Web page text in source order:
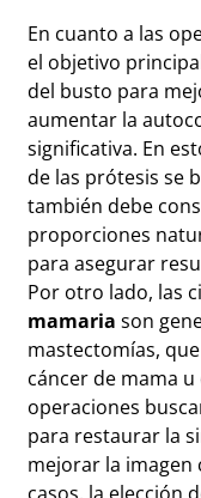
En cuanto a las
el objetivo
del busto para
aumentar la
significativa. En
de las prótesis se
también debe
proporciones
para asegurar
Por otro lado, las
mamaria son
mastectomías,
cáncer de mama
operaciones
para restaurar la
mejorar la imagen